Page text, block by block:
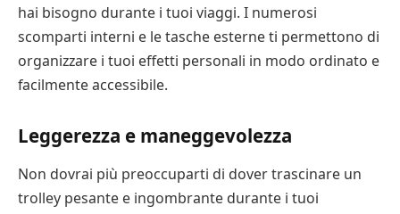
hai bisogno durante i tuoi viaggi. I numerosi
scomparti interni e le tasche esterne ti permettono di
organizzare i tuoi effetti personali in modo ordinato e
facilmente accessibile.
Leggerezza e maneggevolezza
Non dovrai più preoccuparti di dover trascinare un
trolley pesante e ingombrante durante i tuoi